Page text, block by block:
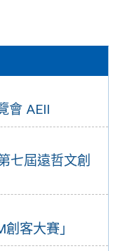
會 AEII
七屆遠哲文創
客大賽」